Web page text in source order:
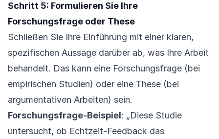
Schritt 5: Formulieren Sie Ihre
Forschungsfrage oder These
Schließen Sie Ihre Einführung mit einer klaren,
spezifischen Aussage darüber ab, was Ihre Arbeit
behandelt. Das kann eine Forschungsfrage (bei
empirischen Studien) oder eine These (bei
argumentativen Arbeiten) sein.
Forschungsfrage-Beispiel: „Diese Studie
untersucht, ob Echtzeit-Feedback das